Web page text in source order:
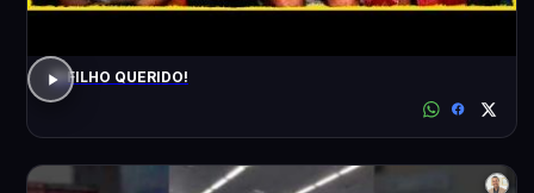
O FILHO QUERIDO!